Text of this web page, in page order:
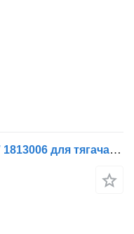
Зеркало заднего вида 1952147 1813006 для тягача DAF CF450, CF460 (2017-)